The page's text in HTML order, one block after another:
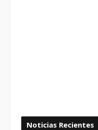
Noticias Recientes